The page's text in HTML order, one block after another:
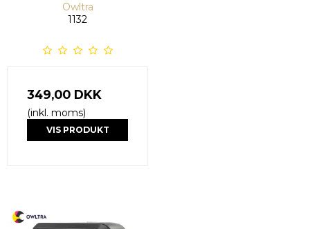
Owltra
1132
349,00 DKK
(inkl. moms)
VIS PRODUKT